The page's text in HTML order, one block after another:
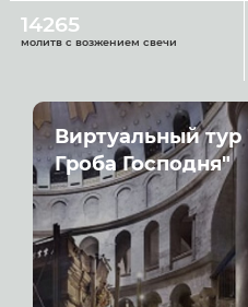
14265
молитв с возжением свечи
Виртуальный
Гроба Господня"